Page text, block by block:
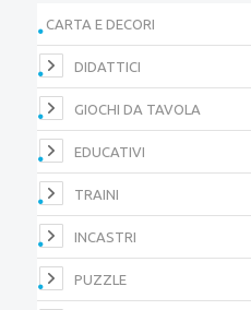
CARTA E DECORI
DIDATTICI
GIOCHI DA TAVOLA
EDUCATIVI
TRAINI
INCASTRI
PUZZLE